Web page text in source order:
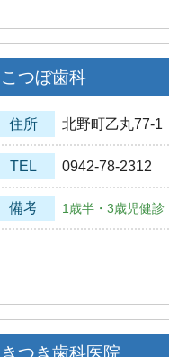
こつぼ歯科
住所 北野町乙丸77-1
TEL 0942-78-2312
備考 1歳半・3歳児健診
きつき歯科医院